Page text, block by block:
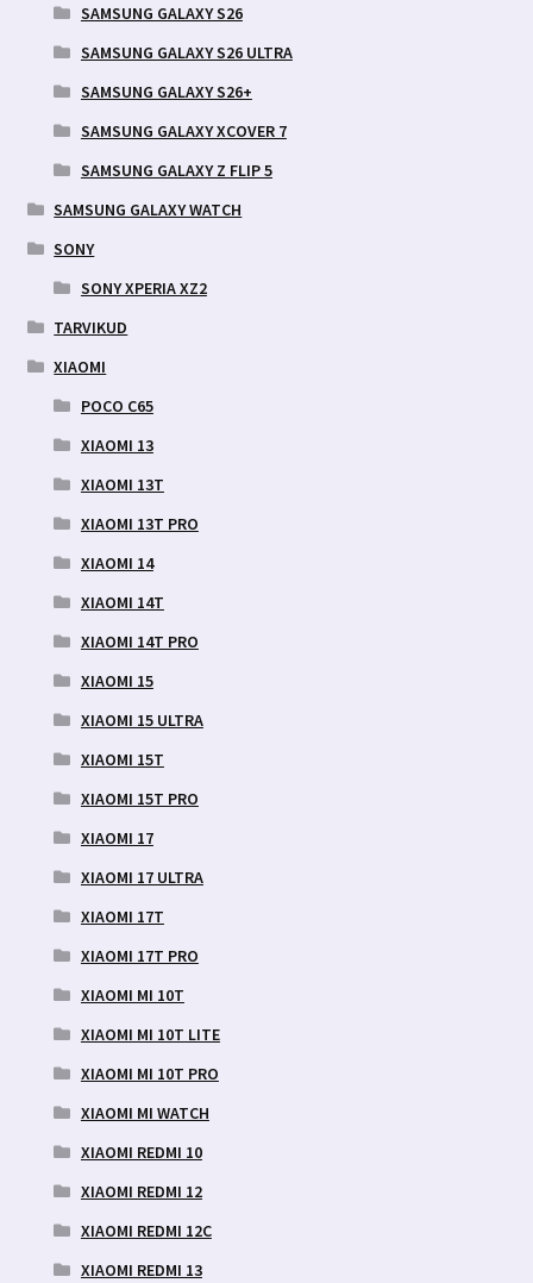
SAMSUNG GALAXY S26
SAMSUNG GALAXY S26 ULTRA
SAMSUNG GALAXY S26+
SAMSUNG GALAXY XCOVER 7
SAMSUNG GALAXY Z FLIP 5
SAMSUNG GALAXY WATCH
SONY
SONY XPERIA XZ2
TARVIKUD
XIAOMI
POCO C65
XIAOMI 13
XIAOMI 13T
XIAOMI 13T PRO
XIAOMI 14
XIAOMI 14T
XIAOMI 14T PRO
XIAOMI 15
XIAOMI 15 ULTRA
XIAOMI 15T
XIAOMI 15T PRO
XIAOMI 17
XIAOMI 17 ULTRA
XIAOMI 17T
XIAOMI 17T PRO
XIAOMI MI 10T
XIAOMI MI 10T LITE
XIAOMI MI 10T PRO
XIAOMI MI WATCH
XIAOMI REDMI 10
XIAOMI REDMI 12
XIAOMI REDMI 12C
XIAOMI REDMI 13